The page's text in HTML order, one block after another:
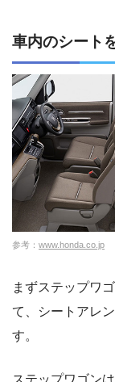
車内のシート
参考： www.honda.co.jp
まずステップワ
て、シートアレ
す。
ステップワゴン